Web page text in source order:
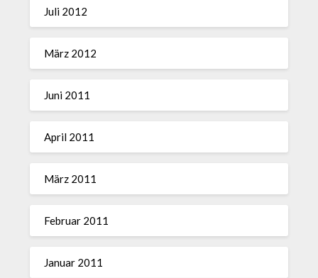
Juli 2012
März 2012
Juni 2011
April 2011
März 2011
Februar 2011
Januar 2011